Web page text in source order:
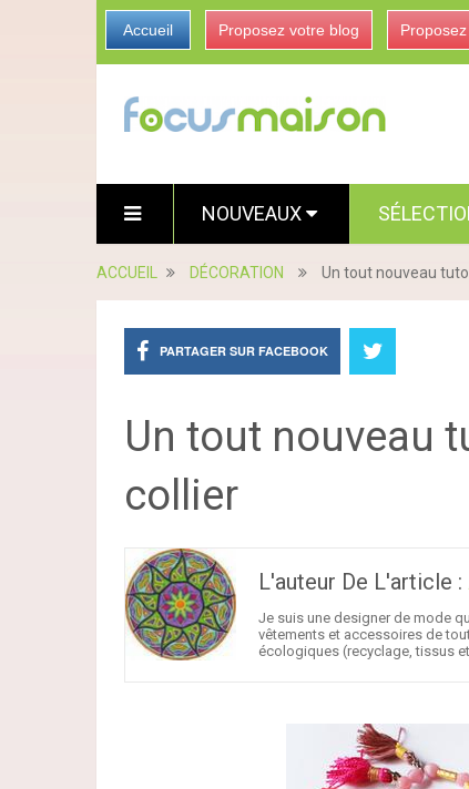
Accueil Proposez votre blog
NOUVEAUX
ACCUEIL DÉCORATION Un tout nouveau
PARTAGER SUR FACEBOOK
Un tout nouveau
collier
L'auteur De L'article :
Je suis une designer de mode
vêtements et accessoires de
écologiques (recyclage, tissus